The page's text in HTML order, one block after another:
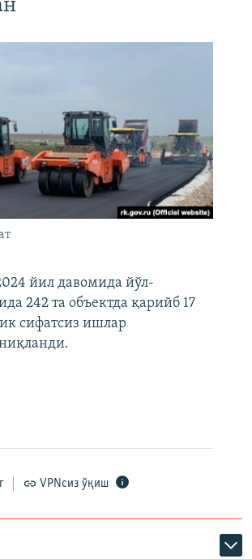
йил давомида йўл-
242 та объектда қарийб 17
сифатсиз ишлар
VPNсиз ўқиш